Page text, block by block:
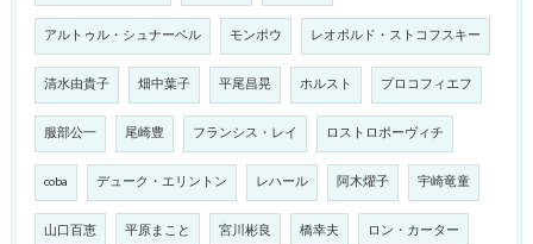
アルトゥル・シュナーベル モンポウ レオポルド・ストコフスキー
清水由貴子 畑中葉子 平尾昌晃 ホルスト プロコフィエフ
服部公一 尾崎豊 フランシス・レイ ロストロポーヴィチ
coba デューク・エリントン レハール 阿木燿子 宇崎竜童
山口百恵 平原まこと 宮川彬良 橋幸夫 ロン・カーター